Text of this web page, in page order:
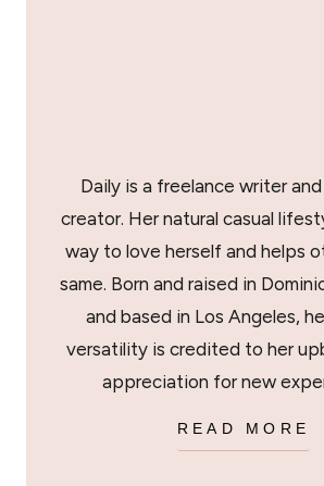
Daily is a freelance writer
creator. Her natural casual
way to love herself and helps
same. Born and raised in
and based in Los Angeles,
versatility is credited to her
appreciation for new
READ MORE